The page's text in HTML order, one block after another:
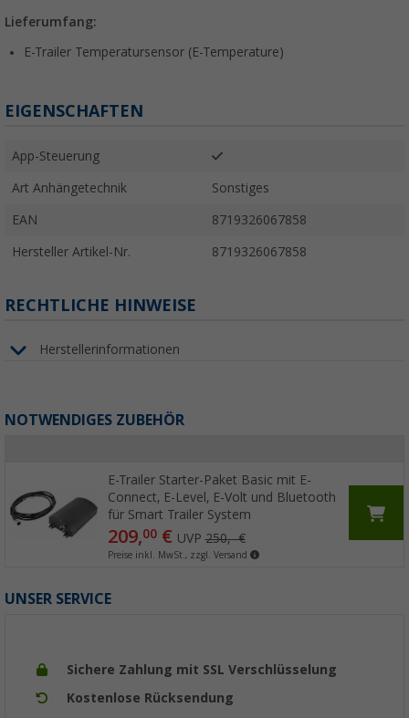
Lieferumfang:
E-Trailer Temperatursensor (E-Temperature)
EIGENSCHAFTEN
App-Steuerung
Art Anhängetechnik Sonstiges
EAN 8719326067858
Hersteller Artikel-Nr. 8719326067858
RECHTLICHE HINWEISE
Herstellerinformationen
NOTWENDIGES ZUBEHÖR
E-Trailer Starter-Paket Basic mit E-
Connect, E-Level, E-Volt und Bluetooth
für Smart Trailer System
209,00€ UVP250,- €
Preise inkl. MwSt., zzgl. Versand
UNSER SERVICE
Sichere Zahlung mit SSL Verschlüsselung
Kostenlose Rücksendung